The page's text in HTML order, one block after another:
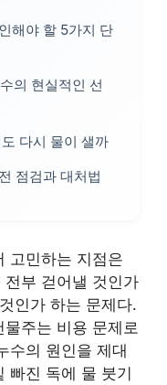
해야 할 5가지 단
의 현실적인 선
다시 물이 샐까
점검과 대처법
고민하는 지점은
부 걷어낼 것인가
인가 하는 문제다.
주는 비용 문제로
수의 원인을 제대
빠진 독에 물 붓기